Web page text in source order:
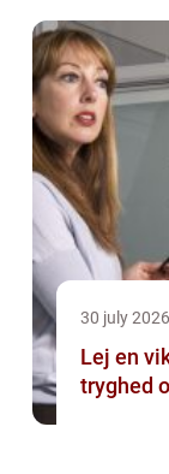
30 july 2026
Lej en
tryghed